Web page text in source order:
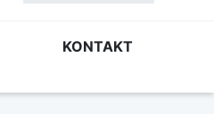
KONTAKT